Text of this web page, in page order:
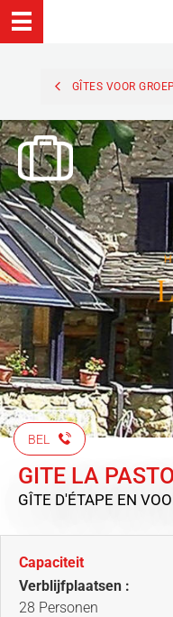
GÎTES VOOR
BEL
GITE LA
GÎTE D'ÉTAPE EN
Capaciteit
Verblijfplaatsen :
28 Personen